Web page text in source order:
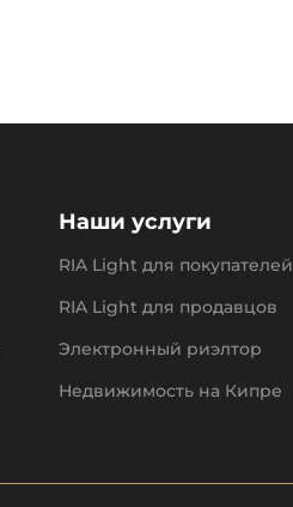
Наши услуги
RIA Light для покупателей
RIA Light для продавцов
Электронный риэлтор
Недвижимость на Кипре